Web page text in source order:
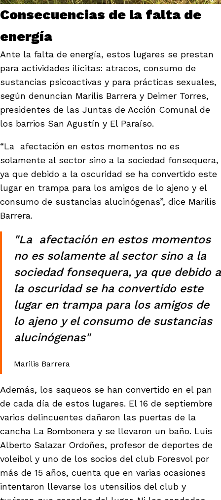
Consecuencias de la falta de
energía
Ante la falta de energía, estos lugares se prestan
para actividades ilícitas: atracos, consumo de
sustancias psicoactivas y para prácticas sexuales,
según denuncian Marilis Barrera y Deimer Torres,
presidentes de las Juntas de Acción Comunal de
los barrios San Agustín y El Paraíso.
“La afectación en estos momentos no es
solamente al sector sino a la sociedad fonsequera,
ya que debido a la oscuridad se ha convertido este
lugar en trampa para los amigos de lo ajeno y el
consumo de sustancias alucinógenas”, dice Marilis
Barrera.
"La afectación en estos momentos
no es solamente al sector sino a la
sociedad fonsequera, ya que debido a
la oscuridad se ha convertido este
lugar en trampa para los amigos de
lo ajeno y el consumo de sustancias
alucinógenas"
Marilis Barrera
Además, los saqueos se han convertido en el pan
de cada día de estos lugares. El 16 de septiembre
varios delincuentes dañaron las puertas de la
cancha La Bombonera y se llevaron un baño. Luis
Alberto Salazar Ordoñes, profesor de deportes de
voleibol y uno de los socios del club Foresvol por
más de 15 años, cuenta que en varias ocasiones
intentaron llevarse los utensilios del club y